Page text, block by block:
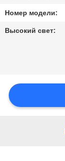
POLICY
Номер модели:
Высокий свет: